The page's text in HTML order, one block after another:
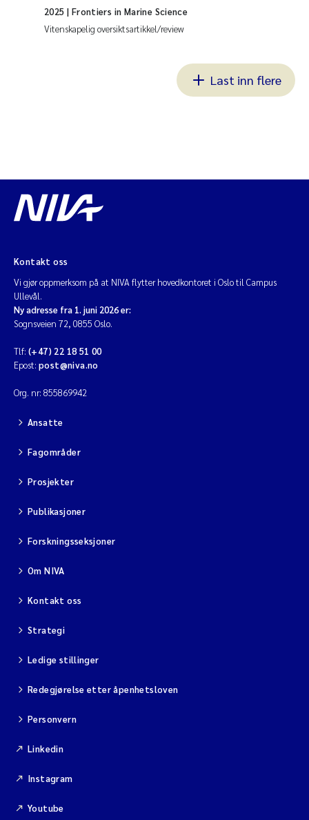
Vitenskapelig oversiktsartikkel/review
2025 | Frontiers in Marine Science
Last inn flere
Kontakt oss
Vi gjør oppmerksom på at NIVA flytter hovedkontoret i Oslo til Campus
Ullevål.
Ny adresse fra 1. juni 2026 er:
Sognsveien 72, 0855 Oslo.
Tlf: (+47) 22 18 51 00
Epost: post@niva.no
Org. nr: 855869942
Ansatte
Fagområder
Prosjekter
Publikasjoner
Forskningsseksjoner
Om NIVA
Kontakt oss
Strategi
Ledige stillinger
Redegjørelse etter åpenhetsloven
Personvern
Linkedin
Instagram
Youtube